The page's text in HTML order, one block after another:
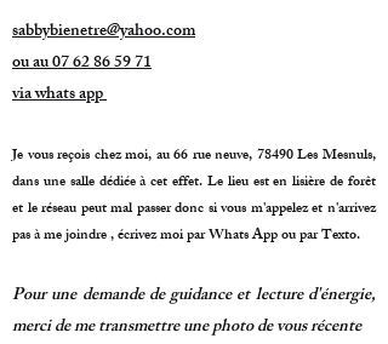
sabbybienetre@yahoo.com
ou au07 62 86 59 71
via whats app
Je vous reçois chez moi, au 66 rue neuve, 78490 Les Mesnuls,
dans une salle dédiée à cet effet. Le lieu est en lisière de forêt
et le réseau peut mal passer donc si vous m'appelez et n'arrivez
pas à me joindre , écrivez moi par Whats App ou par Texto.
Pour une demande de guidance et lecture d'énergie,
merci de me transmettre une photo de vous récente